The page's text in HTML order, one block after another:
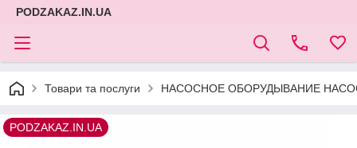
PODZAKAZ.IN.UA
Товари та послуги НАСОСНОЕ ОБОРУДЫВАНИЕ
PODZAKAZ.IN.UA